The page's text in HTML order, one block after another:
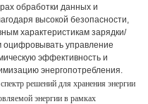
обработки данных и
высокой безопасности,
характеристикам зарядки/
оцифровывать управление
эффективность и
энергопотребления.